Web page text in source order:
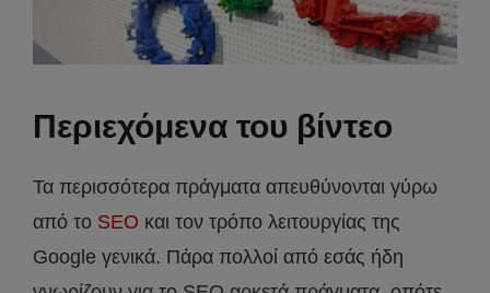
Περιεχόμενα του βίντεο
Τα περισσότερα πράγματα απευθύνονται γύρω
από το SEO και τον τρόπο λειτουργίας της
Google γενικά. Πάρα πολλοί από εσάς ήδη